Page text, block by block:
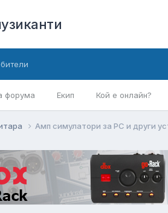
форума Екип Кой е онлайн?
Амп симулатори за PC и други